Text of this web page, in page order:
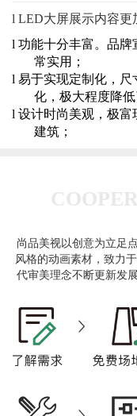
l LED大屏展示内容更
l 功能十分丰富。品牌
常实用；
l 易于实现定制化， 尺
化， 极大程度降
l 设计时尚美观，极富
建筑 ；
尚品美视以创意为立足
风格的动画素材，致力
代审美理念不断更新发